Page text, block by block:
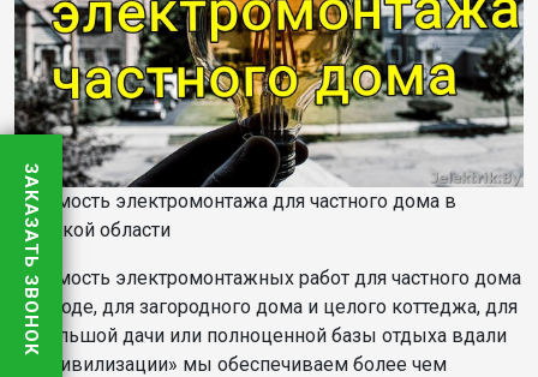
Стоимость электромонтажа для частного дома в
Минской области
Стоимость электромонтажных работ для частного дома
в городе, для загородного дома и целого коттеджа, для
небольшой дачи или полноценной базы отдыха вдали
от «цивилизации» мы обеспечиваем более чем
ЗАКАЗАТЬ ЗВОНОК